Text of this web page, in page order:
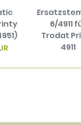
6/4911
Trodat
4911